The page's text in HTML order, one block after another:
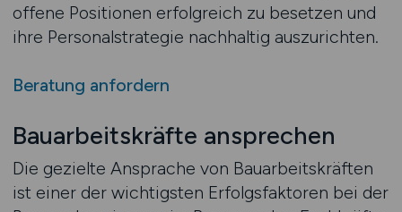
offene Positionen erfolgreich zu besetzen und
ihre Personalstrategie nachhaltig auszurichten.
Beratung anfordern
Bauarbeitskräfte ansprechen
Die gezielte Ansprache von Bauarbeitskräften
ist einer der wichtigsten Erfolgsfaktoren bei der